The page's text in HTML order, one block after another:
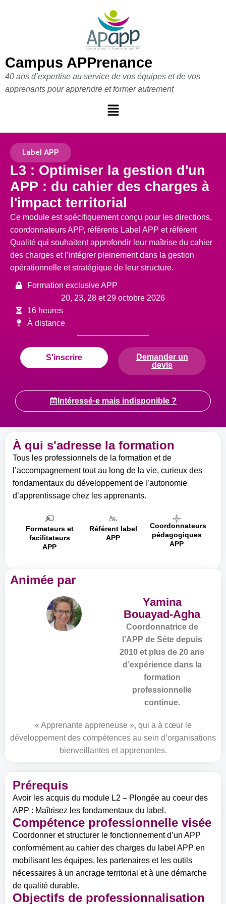
Campus APPrenance
40 ans d’expertise au service de vos équipes et de vos
apprenants pour apprendre et former autrement
Label APP
L3 : Optimiser la gestion d'un
APP : du cahier des charges à
l'impact territorial
Ce module est spécifiquement conçu pour les directions,
coordonnateurs APP, référents Label APP et référent
Qualité qui souhaitent approfondir leur maîtrise du cahier
des charges et l’intégrer pleinement dans la gestion
opérationnelle et stratégique de leur structure.
Formation exclusive APP
20, 23, 28 et 29 octobre 2026
16 heures
À distance
S'inscrire
Demander un
devis
Intéressé·e mais indisponible ?
À qui s'adresse la formation
Tous les professionnels de la formation et de
l’accompagnement tout au long de la vie, curieux des
fondamentaux du développement de l’autonomie
d’apprentissage chez les apprenants.
Formateurs et
facilitateurs
APP
Référent label
APP
Coordonnateurs
pédagogiques
APP
Animée par
Yamina
Bouayad-Agha
Coordonnatrice de
l’APP de Sète depuis
2010 et plus de 20 ans
d’expérience dans la
formation
professionnelle
continue.
« Apprenante appreneuse », qui a à cœur le
développement des compétences au sein d’organisations
bienveillantes et apprenantes.
Prérequis
Avoir les acquis du module L2 – Plongée au coeur des
APP : Maîtrisez les fondamentaux du label.
Compétence professionnelle visée
Coordonner et structurer le fonctionnement d’un APP
conformément au cahier des charges du label APP en
mobilisant les équipes, les partenaires et les outils
nécessaires à un ancrage territorial et à une démarche
de qualité durable.
Objectifs de professionnalisation